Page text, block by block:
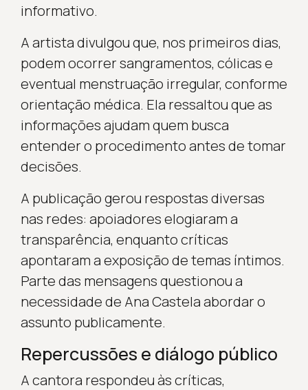
informativo.
A artista divulgou que, nos primeiros dias,
podem ocorrer sangramentos, cólicas e
eventual menstruação irregular, conforme
orientação médica. Ela ressaltou que as
informações ajudam quem busca
entender o procedimento antes de tomar
decisões.
A publicação gerou respostas diversas
nas redes: apoiadores elogiaram a
transparência, enquanto críticas
apontaram a exposição de temas íntimos.
Parte das mensagens questionou a
necessidade de Ana Castela abordar o
assunto publicamente.
Repercussões e diálogo público
A cantora respondeu às críticas,